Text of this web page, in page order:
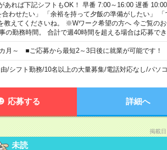
あれば下記シフトもOK！ 早番 7:00～16:00 遅番
わせたい」 「余裕を持って夕飯の準備がしたい」 「
教えてくださいね。 ※Wワーク希望の方へ 今ご覧の
の勤務時間。 合計で週40時間を超える場合は応募でき
月～ ■ご応募から最短2～3日後に就業が可能です！
/シフト勤務/10名以上の大量募集/電話対応なし/パソ
応募する 詳細へ
掲載
未読